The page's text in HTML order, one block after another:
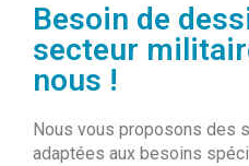
Besoin de
secteur
nous !​
Nous vous proposons des
adaptées aux besoins